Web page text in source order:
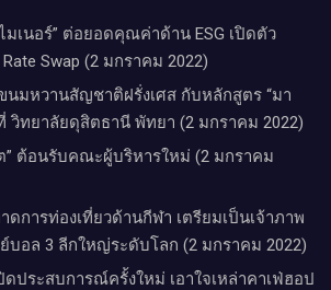
เนอร์” ต่อยอดคุณค่าด้าน ESG เปิดตัว
Swap (2 มกราคม 2022)
นมหวานสัญชาติฝรั่งเศส กับหลักสูตร “มา
วิทยาลัยดุสิตธานี พัทยา (2 มกราคม 2022)
” ต้อนรับคณะผู้บริหารใหม่ (2 มกราคม
ดการท่องเที่ยวด้านกีฬา เตรียมเป็นเจ้าภาพ
บอล 3 ลีกใหญ่ระดับโลก (2 มกราคม 2022)
ดประสบการณ์ครั้งใหม่ เอาใจเหล่าคาเฟ่ฮอป